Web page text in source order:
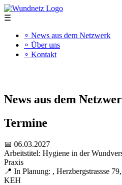
☰
∘ News aus dem Netzwerk
∘ Über uns
∘ Kontakt
News aus dem
Termine
📅 06.03.2027
Arbeitstitel: Hygiene in der
Praxis
📍 In Planung: , Herzbergstrassse
KEH